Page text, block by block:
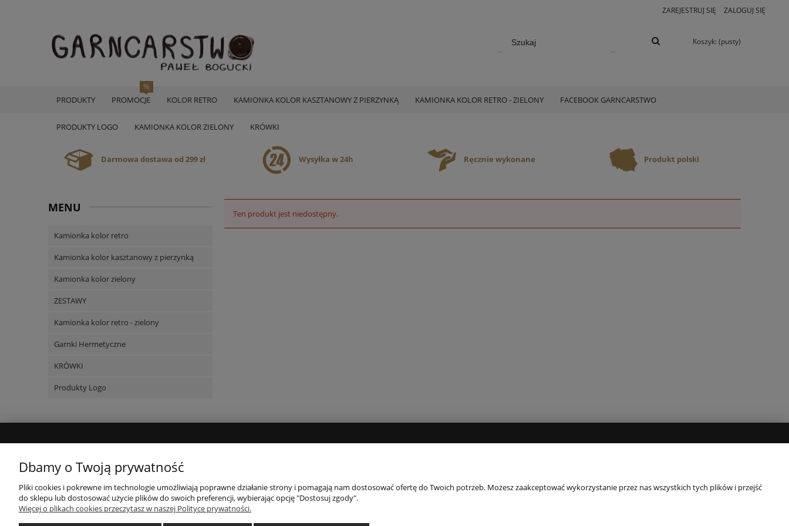
ZAREJESTRUJ SIĘ ZALOGUJ SIĘ
Koszyk: (pusty)
PRODUKTY PROMOCJE KOLOR RETRO KAMIONKA KOLOR KASZTANOWY Z PIERZYNKĄ KAMIONKA KOLOR RETRO - ZIELONY FACEBOOK GARNCARSTWO
PRODUKTY LOGO KAMIONKA KOLOR ZIELONY KRÓWKI
Darmowa dostawa od 299 zł Wysyłka w 24h Ręcznie wykonane Produkt polski
MENU
Kamionka kolor retro
Kamionka kolor kasztanowy z pierzynką
Kamionka kolor zielony
ZESTAWY
Kamionka kolor retro - zielony
Garnki Hermetyczne
KRÓWKI
Produkty Logo
Ten produkt jest niedostępny.
Twoje zamówienia
Ustawienia konta
Regulamin
Polityka prywatności
O firmie
Dbamy o Twoją prywatność
Pliki cookies i pokrewne im technologie umożliwiają poprawne działanie strony i pomagają nam dostosować ofertę do Twoich potrzeb. Możesz zaakceptować wykorzystanie przez nas wszystkich tych plików i przejść
do sklepu lub dostosować użycie plików do swoich preferencji, wybierając opcję "Dostosuj zgody".
Więcej o plikach cookies przeczytasz w naszej Polityce prywatności.